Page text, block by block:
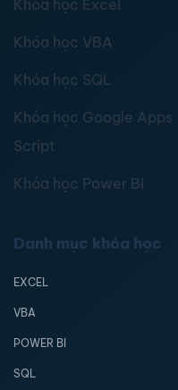
Khóa học Excel
Khóa học VBA
Khóa học SQL
Khóa học Google Apps
Script
Khóa học Power BI
Danh mục khóa học
EXCEL
VBA
POWER BI
SQL